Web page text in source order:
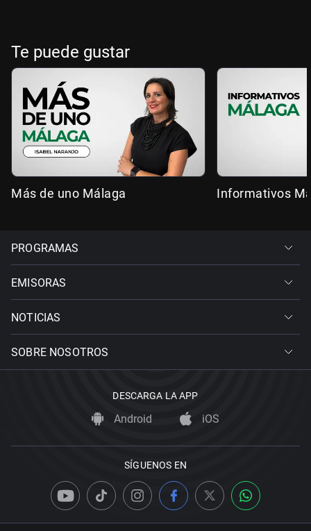
Te puede gustar
Más de uno Málaga Informativos
PROGRAMAS
EMISORAS
NOTICIAS
SOBRE NOSOTROS
DESCARGA LA APP
Android iOS
SÍGUENOS EN